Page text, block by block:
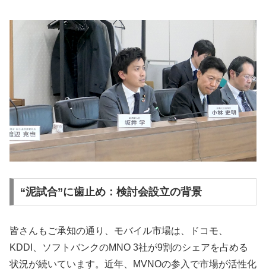
“泥試合”に歯止め：検討会設立の背景
皆さんもご承知の通り、モバイル市場は、ドコモ、
KDDI、ソフトバンクのMNO 3社が9割のシェアを占める
状況が続いています。近年、MVNOの参入で市場が活性化